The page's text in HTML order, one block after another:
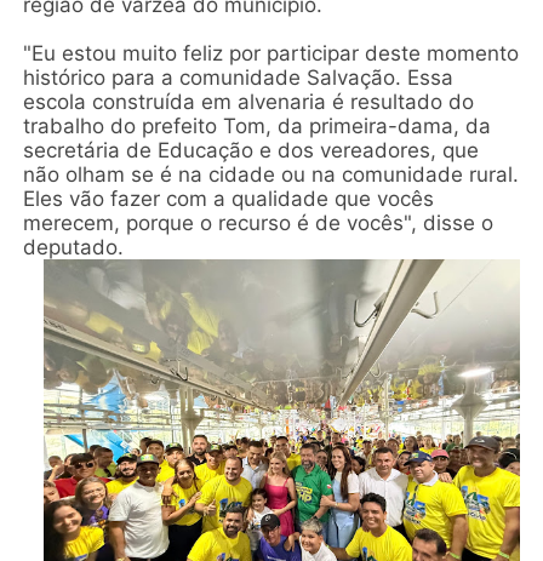
região de várzea do município.
"Eu estou muito feliz por participar deste momento
histórico para a comunidade Salvação. Essa
escola construída em alvenaria é resultado do
trabalho do prefeito Tom, da primeira-dama, da
secretária de Educação e dos vereadores, que
não olham se é na cidade ou na comunidade rural.
Eles vão fazer com a qualidade que vocês
merecem, porque o recurso é de vocês", disse o
deputado.